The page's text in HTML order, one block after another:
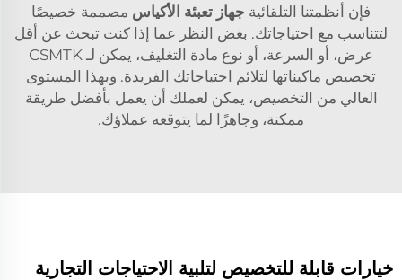
فإن أنظمتنا التلقائية جهاز تعبئة الأكياس مصممة خصيصًا
لتتناسب مع احتياجاتك. بغض النظر عما إذا كنت تبحث عن أقل
عرض، أو السرعة، أو نوع مادة التغليف، يمكن لـ CSMTK
تخصيص ماكيناتها لتلائم احتياجاتك الفريدة. وبهذا المستوى
العالي من التخصيص، يمكن لعملك أن يعمل بأفضل طريقة
ممكنة، وجاهزًا لما يتوقعه عملاؤك.
خيارات قابلة للتخصيص لتلبية الاحتياجات التجارية